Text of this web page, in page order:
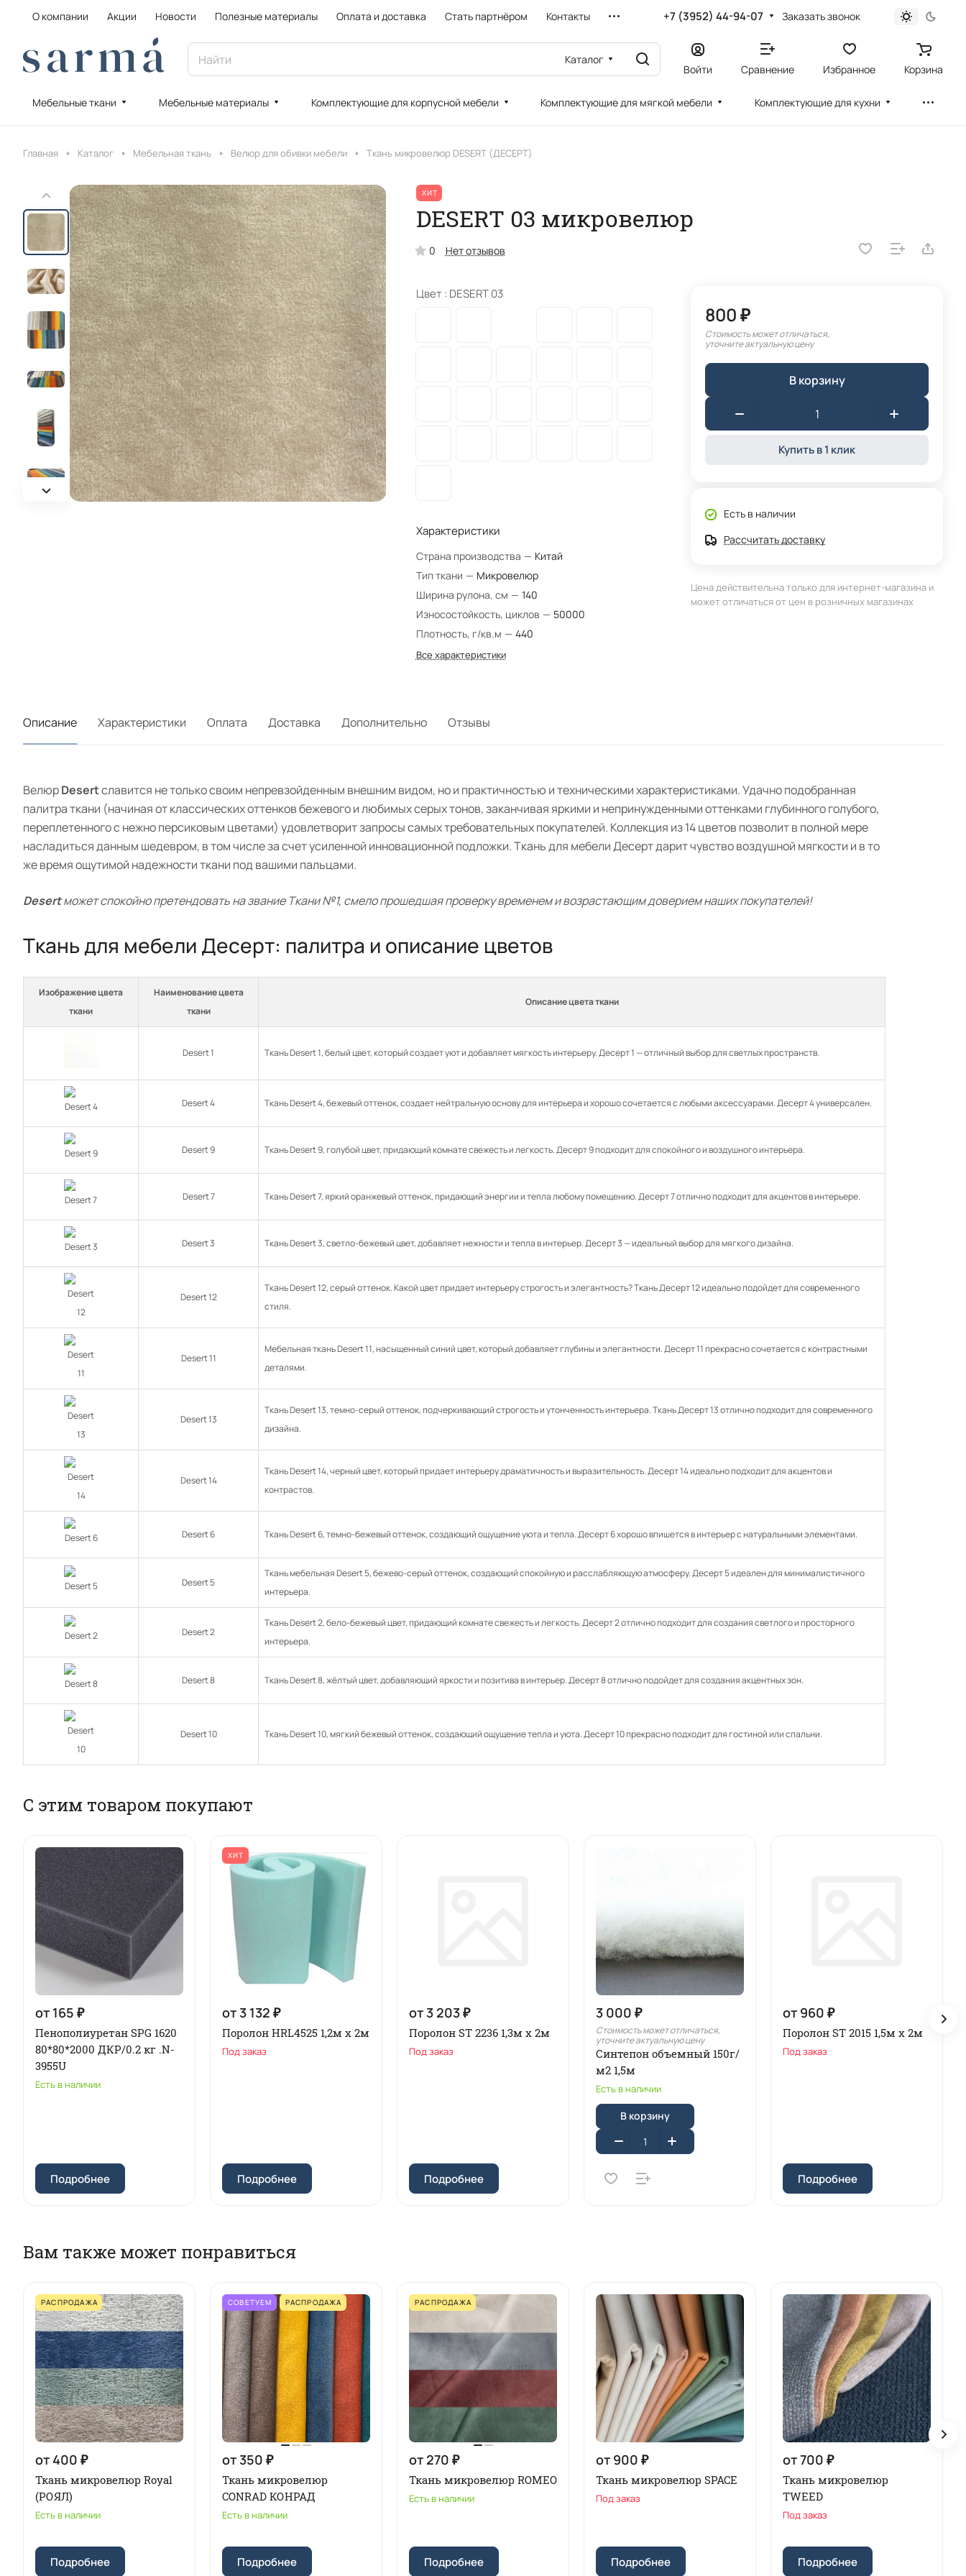
О компании Акции Новости Полезные материалы Оплата и доставка Стать партнёром Контакты +7 (3952) 44-94-07 Заказать звонок
Каталог
Войти Сравнение Избранное Корзина
Мебельные ткани Мебельные материалы Комплектующие для корпусной мебели Комплектующие для мягкой мебели Комплектующие для кухни
Главная Каталог Мебельная ткань Велюр для обивки мебели Ткань микровелюр DESERT (ДЕСЕРТ)
ХИТ
DESERT 03 микровелюр
0 Нет отзывов
Цвет : DESERT 03
Характеристики
Страна производства — Китай
Тип ткани — Микровелюр
Ширина рулона, см — 140
Износостойкость, циклов — 50000
Плотность, г/кв.м — 440
Все характеристики
800 ₽
Стоимость может отличаться,
уточните актуальную цену
В корзину
Купить в 1 клик
Есть в наличии
Рассчитать доставку
Цена действительна только для интернет-магазина и
может отличаться от цен в розничных магазинах
Описание Характеристики Оплата Доставка Дополнительно Отзывы
ВелюрDesertславится не только своим непревзойденным внешним видом, но и практичностью и техническими характеристиками. Удачно подобранная
палитра ткани (начиная от классических оттенков бежевого и любимых серых тонов, заканчивая яркими и непринужденными оттенками глубинного голубого,
переплетенного с нежно персиковым цветами) удовлетворит запросы самых требовательных покупателей. Коллекция из 14 цветов позволит в полной мере
насладиться данным шедевром, в том числе за счет усиленной инновационной подложки. Ткань для мебели Десерт дарит чувство воздушной мягкости и в то
же время ощутимой надежности ткани под вашими пальцами.
Desertможет спокойно претендовать на звание Ткани №1, смело прошедшая проверку временем и возрастающим доверием наших покупателей!
Ткань для мебели Десерт: палитра и описание цветов
Изображение цвета
ткани
Наименование цвета
ткани
Описание цвета ткани
Desert 1 Ткань Desert 1, белый цвет, который создает уют и добавляет мягкость интерьеру. Десерт 1 — отличный выбор для светлых пространств.
Desert 4 Ткань Desert 4, бежевый оттенок, создает нейтральную основу для интерьера и хорошо сочетается с любыми аксессуарами. Десерт 4 универсален.
Desert 9 Ткань Desert 9, голубой цвет, придающий комнате свежесть и легкость. Десерт 9 подходит для спокойного и воздушного интерьера.
Desert 7 Ткань Desert 7, яркий оранжевый оттенок, придающий энергии и тепла любому помещению. Десерт 7 отлично подходит для акцентов в интерьере.
Desert 3 Ткань Desert 3, светло-бежевый цвет, добавляет нежности и тепла в интерьер. Десерт 3 — идеальный выбор для мягкого дизайна.
Desert 12
Ткань Desert 12, серый оттенок. Какой цвет придает интерьеру строгость и элегантность? Ткань Десерт 12 идеально подойдет для современного
стиля.
Desert 11
Мебельная ткань Desert 11, насыщенный синий цвет, который добавляет глубины и элегантности. Десерт 11 прекрасно сочетается с контрастными
деталями.
Desert 13
Ткань Desert 13, темно-серый оттенок, подчеркивающий строгость и утонченность интерьера. Ткань Десерт 13 отлично подходит для современного
дизайна.
Desert 14
Ткань Desert 14, черный цвет, который придает интерьеру драматичность и выразительность. Десерт 14 идеально подходит для акцентов и
контрастов.
Desert 6 Ткань Desert 6, темно-бежевый оттенок, создающий ощущение уюта и тепла. Десерт 6 хорошо впишется в интерьер с натуральными элементами.
Desert 5
Ткань мебельная Desert 5, бежево-серый оттенок, создающий спокойную и расслабляющую атмосферу. Десерт 5 идеален для минималистичного
интерьера.
Desert 2
Ткань Desert 2, бело-бежевый цвет, придающий комнате свежесть и легкость. Десерт 2 отлично подходит для создания светлого и просторного
интерьера.
Desert 8 Ткань Desert 8, жёлтый цвет, добавляющий яркости и позитива в интерьер. Десерт 8 отлично подойдет для создания акцентных зон.
Desert 10 Ткань Desert 10, мягкий бежевый оттенок, создающий ощущение тепла и уюта. Десерт 10 прекрасно подходит для гостиной или спальни.
С этим товаром покупают
от 165 ₽
Пенополиуретан SPG 1620
80*80*2000 ДКР/0.2 кг .N-
3955U
Есть в наличии
Подробнее
ХИТ
от 3 132 ₽
Поролон HRL4525 1,2м x 2м
Под заказ
Подробнее
от 3 203 ₽
Поролон ST 2236 1,3м х 2м
Под заказ
Подробнее
3 000 ₽
Стоимость может отличаться,
уточните актуальную цену
Синтепон объемный 150г/
м2 1,5м
Есть в наличии
В корзину
от 960 ₽
Поролон ST 2015 1,5м х 2м
Под заказ
Подробнее
Вам также может понравиться
РАСПРОДАЖА
от 400 ₽
Ткань микровелюр Royal
(РОЯЛ)
Есть в наличии
Подробнее
СОВЕТУЕМ РАСПРОДАЖА
от 350 ₽
Ткань микровелюр
CONRAD КОНРАД
Есть в наличии
Подробнее
РАСПРОДАЖА
от 270 ₽
Ткань микровелюр ROMEO
Есть в наличии
Подробнее
от 900 ₽
Ткань микровелюр SPACE
Под заказ
Подробнее
от 700 ₽
Ткань микровелюр
TWEED
Под заказ
Подробнее